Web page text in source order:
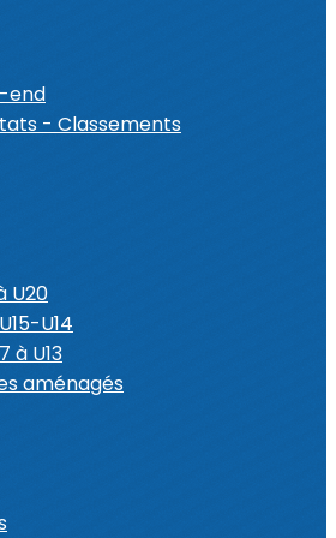
end
- Classements
U20
U14
à U13
aménagés